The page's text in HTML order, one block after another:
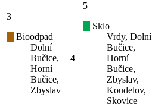
3
Bioodpad
Dolní
Bučice,
Horní
Bučice,
Zbyslav
4
5
Sklo
Vrdy, Dolní
Bučice,
Horní
Bučice,
Zbyslav,
Koudelov,
Skovice